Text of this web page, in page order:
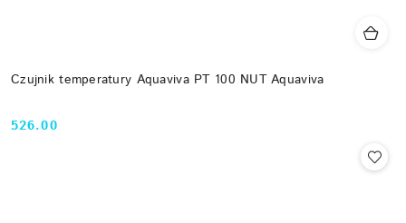
Czujnik temperatury Aquaviva PT 100 NUT Aquaviva
Cena:
526.00